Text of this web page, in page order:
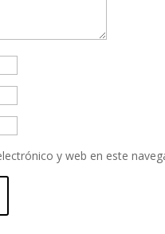
y web en este